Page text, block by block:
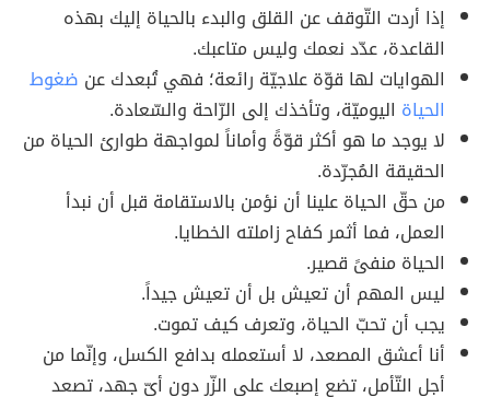
إذا أردت التّوقف عن القلق والبدء بالحياة إليك بهذه
القاعدة، عدّد نعمك وليس متاعبك.
الهوايات لها قوّة علاجيّة رائعة؛ فهي تُبعدك عن ضغوط
الحياة اليوميّة، وتأخذك إلى الرّاحة والسّعادة.
لا يوجد ما هو أكثر قوّةً وأماناً لمواجهة طوارئ الحياة من
الحقيقة المُجرّدة.
من حقّ الحياة علينا أن نؤمن بالاستقامة قبل أن نبدأ
العمل، فما أثمر كفاح زاملته الخطايا.
الحياة منفىً قصير.
ليس المهم أن تعيش بل أن تعيش جيداً.
يجب أن تحبّ الحياة، وتعرف كيف تموت.
أنا أعشق المصعد، لا أستعمله بدافع الكسل، وإنّما من
أجل التّأمل، تضع إصبعك على الزّر دون أيّ جهد، تصعد